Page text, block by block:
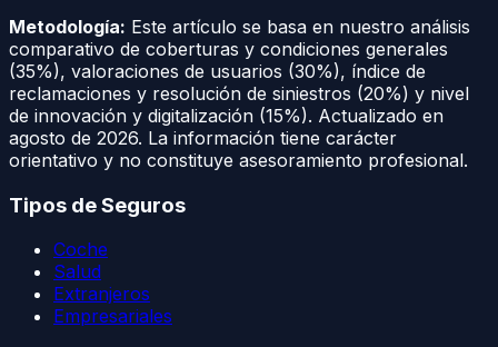
Metodología: Este artículo se basa en nuestro análisis
comparativo de coberturas y condiciones generales
(35%), valoraciones de usuarios (30%), índice de
reclamaciones y resolución de siniestros (20%) y nivel
de innovación y digitalización (15%). Actualizado en
agosto de 2026. La información tiene carácter
orientativo y no constituye asesoramiento profesional.
Tipos de Seguros
Coche
Salud
Extranjeros
Empresariales